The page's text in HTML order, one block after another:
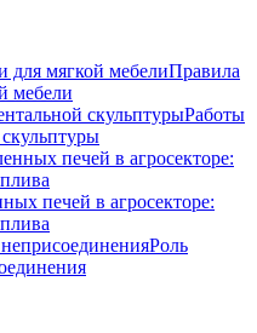
Правила
мебели
Работы
печей в агросекторе:
Роль